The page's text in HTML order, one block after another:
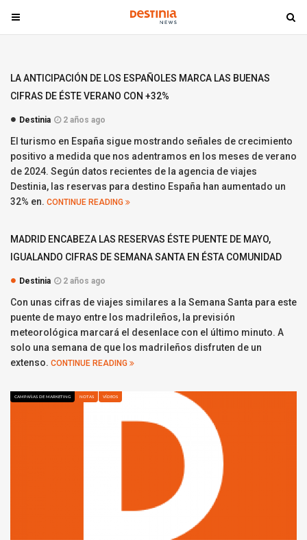
T
o
l
e
n
v
i
g
a
n
T
o
v
LA ANTICIPACIÓN DE LOS ESPAÑOLES MARCA LAS BUENAS
CIFRAS DE ÉSTE VERANO CON +32%
Destinia 2 años ago
El turismo en España sigue mostrando señales de crecimiento
positivo a medida que nos adentramos en los meses de verano
de 2024. Según datos recientes de la agencia de viajes
Destinia, las reservas para destino España han aumentado un
32% en. CONTINUE READING
MADRID ENCABEZA LAS RESERVAS ÉSTE PUENTE DE MAYO,
IGUALANDO CIFRAS DE SEMANA SANTA EN ÉSTA COMUNIDAD
Destinia 2 años ago
Con unas cifras de viajes similares a la Semana Santa para este
puente de mayo entre los madrileños, la previsión
meteorológica marcará el desenlace con el último minuto. A
solo una semana de que los madrileños disfruten de un
extenso. CONTINUE READING
CAMPAÑAS DE MARKETING NOTAS VÍDEOS